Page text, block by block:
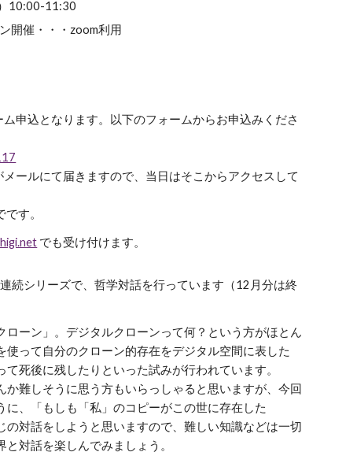
10:00-11:30
開催・・・zoom利用
申込となります。以下のフォームからお申込みくださ
ールにて届きますので、当日はそこからアクセスして
す。
でも受け付けます。
続シリーズで、哲学対話を行っています（12月分は終
ーン」。デジタルクローンって何？という方がほとん
使って自分のクローン的存在をデジタル空間に表した
て死後に残したりといった試みが行われています。
難しそうに思う方もいらっしゃると思いますが、今回
に、「もしも「私」のコピーがこの世に存在した
の対話をしようと思いますので、難しい知識などは一切
対話を楽しんでみましょう。